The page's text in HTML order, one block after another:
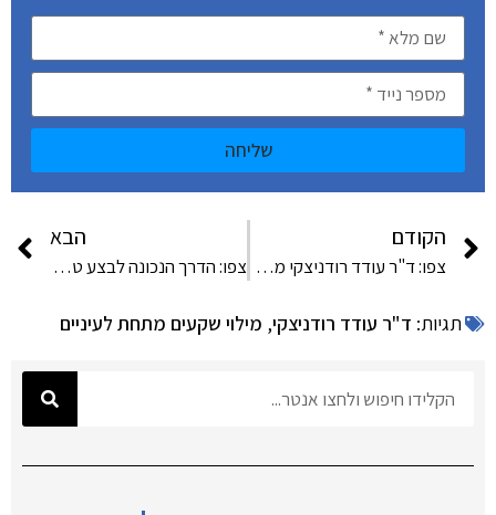
שליחה
הקודם
צפו: ד"ר עודד רודניצקי מבצע טיפול סקין בוסטר
הבא
צפו: הדרך הנכונה לבצע טיפול של העלמת ורידים והעלמת נימים
תגיות: ד"ר עודד רודניצקי, מילוי שקעים מתחת לעיניים